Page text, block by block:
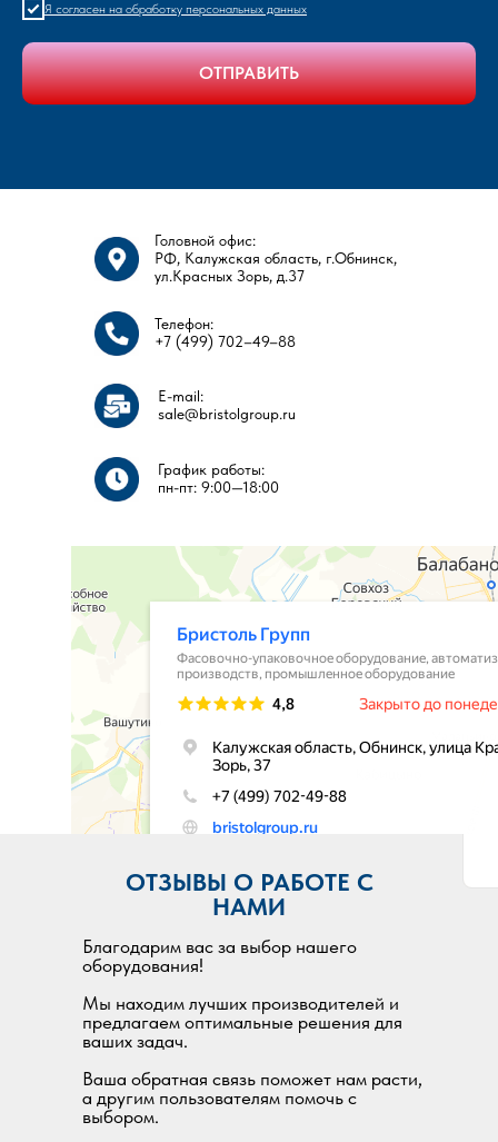
Я согласен на обработку персональных данных
ОТПРАВИТЬ
Головной офис:
РФ, Калужская область, г.Обнинск,
ул.Красных Зорь, д.37
Телефон:
+7 (499) 702–49–88
E-mail:
sale@bristolgroup.ru
График работы:
пн-пт: 9:00—18:00​​
Благодарим вас за выбор нашего
оборудования!
Мы находим лучших производителей и
предлагаем оптимальные решения для
ваших задач.
Ваша обратная связь поможет нам расти,
а другим пользователям помочь с
выбором.
ОТЗЫВЫ О РАБОТЕ С
НАМИ